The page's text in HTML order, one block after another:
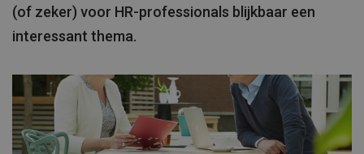
(of zeker) voor HR-professionals blijkbaar een
interessant thema.